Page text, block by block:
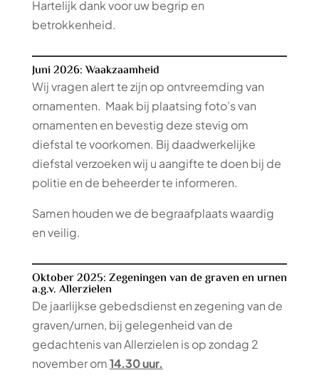
Hartelijk dank voor uw begrip en
betrokkenheid.
Juni 2026: Waakzaamheid
Wij vragen alert te zijn op ontvreemding van
ornamenten. Maak bij plaatsing foto’s van
ornamenten en bevestig deze stevig om
diefstal te voorkomen. Bij daadwerkelijke
diefstal verzoeken wij u aangifte te doen bij de
politie en de beheerder te informeren.
Samen houden we de begraafplaats waardig
en veilig.
Oktober 2025: Zegeningen van de graven en urnen
a.g.v. Allerzielen
De jaarlijkse gebedsdienst en zegening van de
graven/urnen, bij gelegenheid van de
gedachtenis van Allerzielen is op zondag 2
november om14.30 uur.